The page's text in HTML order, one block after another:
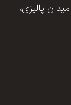
پالیزی،